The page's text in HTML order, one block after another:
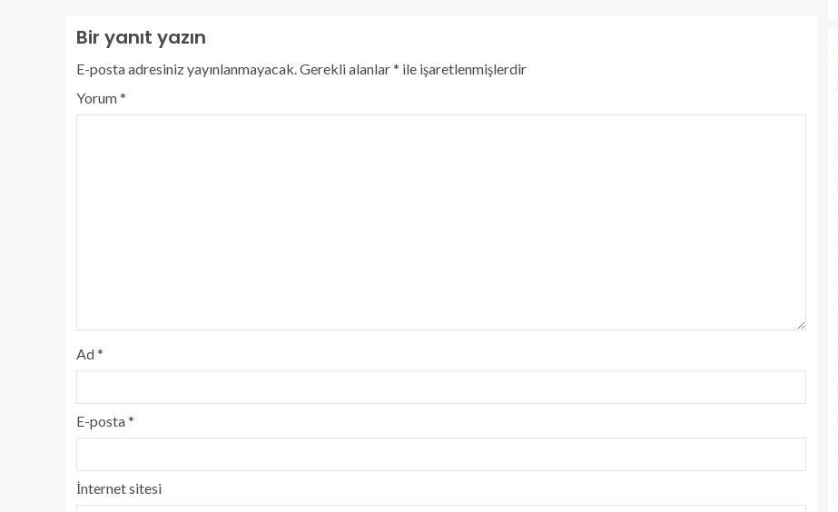
Bir yanıt yazın
E-posta adresiniz yayınlanmayacak.Gerekli alanlar* ile işaretlenmişlerdir
Yorum*
Ad*
E-posta*
İnternet sitesi